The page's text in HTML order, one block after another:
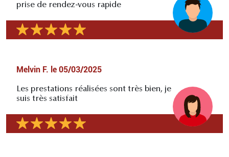
prise de rendez-vous rapide
Melvin F. le 05/03/2025
Les prestations réalisées sont très bien, je
suis très satisfait